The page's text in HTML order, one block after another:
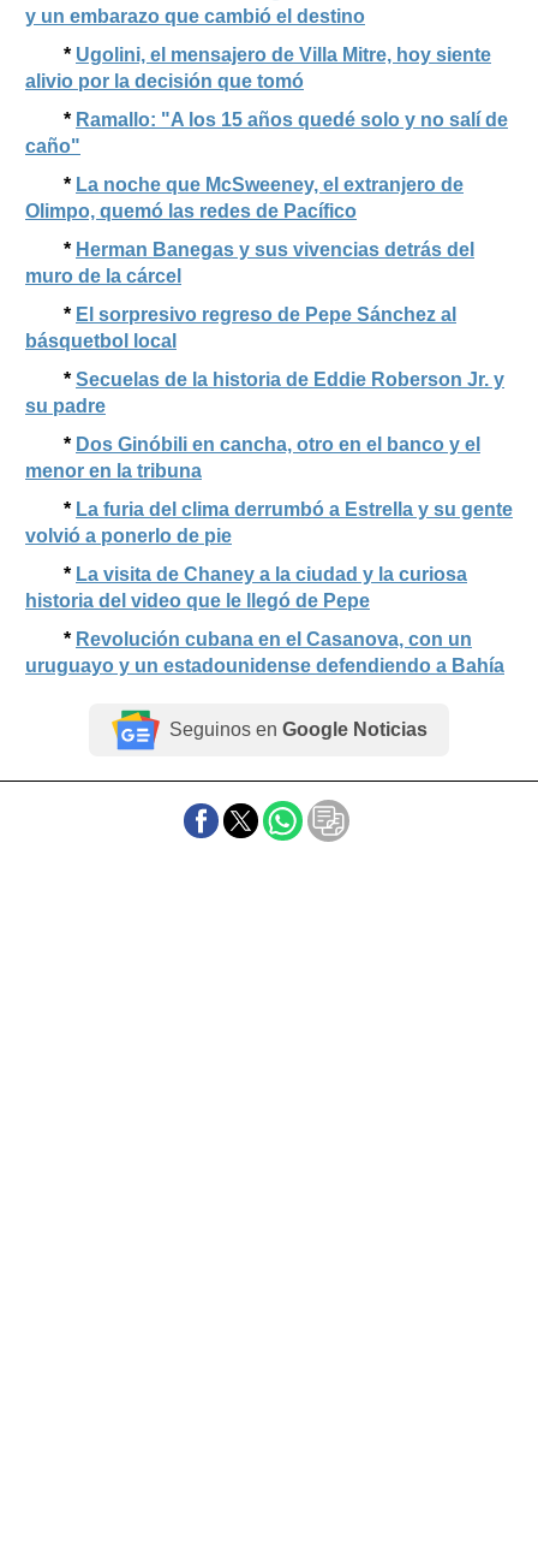
y un embarazo que cambió el destino
* Ugolini, el mensajero de Villa Mitre, hoy siente
alivio por la decisión que tomó
* Ramallo: "A los 15 años quedé solo y no salí de
caño"
* La noche que McSweeney, el extranjero de
Olimpo, quemó las redes de Pacífico
* Herman Banegas y sus vivencias detrás del
muro de la cárcel
* El sorpresivo regreso de Pepe Sánchez al
básquetbol local
* Secuelas de la historia de Eddie Roberson Jr. y
su padre
* Dos Ginóbili en cancha, otro en el banco y el
menor en la tribuna
* La furia del clima derrumbó a Estrella y su gente
volvió a ponerlo de pie
* La visita de Chaney a la ciudad y la curiosa
historia del video que le llegó de Pepe
* Revolución cubana en el Casanova, con un
uruguayo y un estadounidense defendiendo a Bahía
Seguinos en Google Noticias